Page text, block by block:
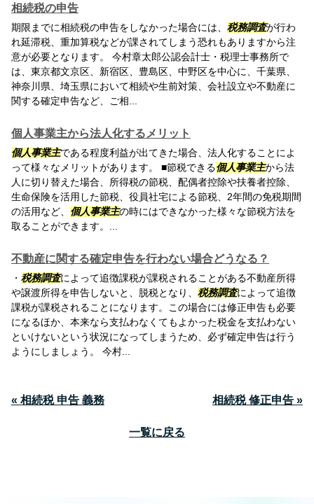
相続税の申告
期限までに相続税の申告をしなかった場合には、 税務調査が行わ
れ延滞税、重加算税などが課されてしまう恐れもありますから注
意が必要となります。 今村章太郎公認会計士・税理士事務所で
は、東京都文京区、新宿区、豊島区、中野区を中心に、千葉県、
神奈川県、埼玉県において相続や生前対策、会社設立や不動産に
関する確定申告など、ご相...
個人事業主から法人化するメリット
個人事業主である程度利益が出てきた場合、法人化することによ
って様々なメリットがあります。 ■節税できる個人事業主から法
人に切り替えた場合、所得税の節税、配偶者控除や扶養者控除、
生命保険を活用した節税、役員社宅による節税、2年間の免税期間
の活用など、 個人事業主の時にはできなかった様々な節税方法を
取ることができます。...
不動産に関する確定申告を行わない場合どうなる？
・ 税務調査によって追徴課税が課税されることがある不動産所得
や譲渡所得を申告しないと、脱税となり、 税務調査によって追徴
課税が課税されることになります。この場合には修正申告も必要
になるほか、本来なら支払わなくてもよかった税金を支払わない
といけないという状況になってしまうため、必ず確定申告は行う
ようにしましょう。 今村...
« 相続税 申告 義務 相続税 修正申告 »
一覧に戻る